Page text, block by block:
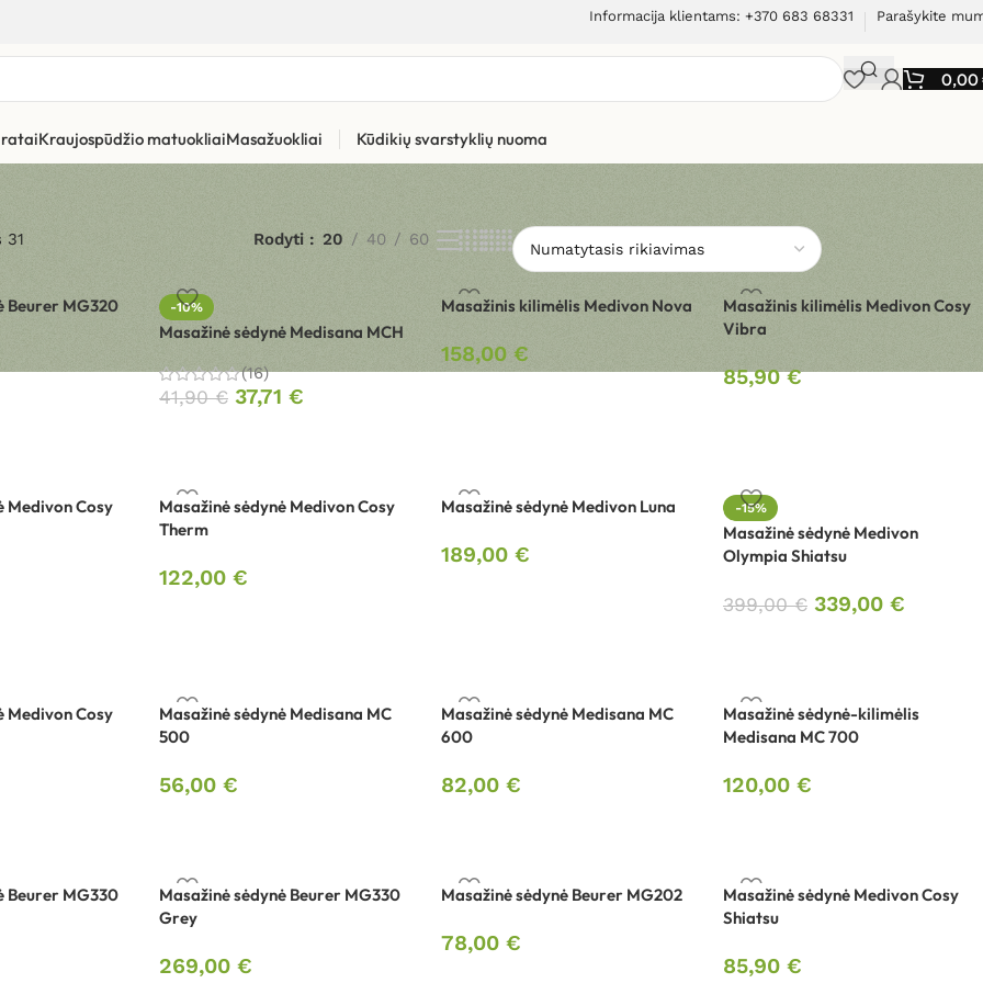
Informacija klientams: +370 683 68331 Parašykite
0,00
Kraujospūdžio matuokliaiMasažuokliai Kūdikių svarstyklių nuoma
31 Rodyti 20 40 60
Beurer MG320 -10%
Masažinė sėdynė Medisana MCH
(16)
41,90€ 37,71 €
Masažinis kilimėlis Medivon Nova
158,00 €
Masažinis kilimėlis Medivon Cosy
Vibra
85,90€
Medivon Cosy
Masažinė sėdynė Medivon Cosy
Therm
122,00 €
Masažinė sėdynė Medivon Luna
189,00 €
-15%
Masažinė sėdynė Medivon
Olympia Shiatsu
399,00€ 339,00 €
Medivon Cosy
Masažinė sėdynė Medisana MC
500
56,00 €
Masažinė sėdynė Medisana MC
600
82,00 €
Masažinė sėdynė-kilimėlis
Medisana MC 700
120,00 €
Beurer MG330
Masažinė sėdynė Beurer MG330
Grey
269,00 €
Masažinė sėdynė Beurer MG202
78,00 €
Masažinė sėdynė Medivon Cosy
Shiatsu
85,90 €